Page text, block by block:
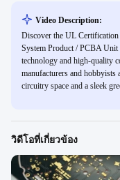
Video Description:
Discover the UL
System Product / PCBA
technology and high-quality
manufacturers and
circuitry space and a sleek
วิดีโอที่เกี่ยวข้อง